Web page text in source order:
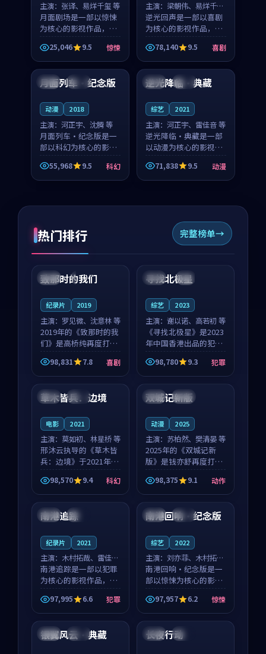
主演： 张译、易烊千玺 等
月面剧场是一部以惊悚
为核心的影视作品，围
绕危机、反转与人物成
长展开，整体节奏紧
凑，值得推荐观看。
25,046 9.5 惊悚
主演： 梁朝伟、易烊千玺
等
逆光回声是一部以喜剧
为核心的影视作品，围
绕危机、反转与人物成
长展开，整体节奏紧
凑，值得推荐观看。
78,140 9.5 喜剧
中国 独播
月面列车·纪念版
动漫 2018
主演： 河正宇、沈腾 等
月面列车·纪念版是一
部以科幻为核心的影视
作品，围绕危机、反转
与人物成长展开，整体
节奏紧凑，值得推荐观
55,968 9.5 科幻
日本 完结
逆光降临·典藏
综艺 2021
主演： 河正宇、雷佳音 等
逆光降临·典藏是一部
以动漫为核心的影视作
品，围绕危机、反转与
人物成长展开，整体节
奏紧凑，值得推荐观
71,838 9.5 动漫
热门排行 完整榜单
中国 4K
99:22
致那时的我们
纪录片 2019
主演： 罗见微、沈意林 等
2019年的《致那时的我
们》是高桥纯再度打磨
的喜剧佳作。中国大陆
的取景与都市寓言的氛
围相互成就，罗见微与
沈意林的对手戏自然克
制，让整部影片在悬
98,831 7.8 喜剧
中国 4K
99:18
寻找北极星
综艺 2023
主演： 谢以诺、高若初 等
《寻找北极星》是2023
年中国香港出品的犯罪
新作，主创团队希望用
公路冒险的故事让观众
停下来想一想。谢以诺
领衔，高若初担任重要
角色，戚南柯的叙事
98,780 9.3 犯罪
泰国 独播
草木皆兵：边境
电影 2021
主演： 莫如初、林星桥 等
邢沐云执导的《草木皆
兵：边境》于2021年面
世，泰国的城市气质与
校园青春的人物心境共
同构筑了影片基调。莫
如初、林星桥用细腻的
表演撑起整部科幻电
98,570 9.4 科幻
中国 独播
双城记新版
动漫 2025
主演： 苏柏然、樊清晏 等
2025年的《双城记新
版》是钱亦舒再度打磨
的动作佳作。中国大陆
的取景与沙漠探险的氛
围相互成就，苏柏然与
樊清晏的对手戏自然克
制，让整部影片在悬念
98,375 9.1 动作
中国 院线
南港追踪
纪录片 2021
主演： 木村拓哉、雷佳音
等
南港追踪是一部以犯罪
为核心的影视作品，围
绕危机、反转与人物成
长展开，整体节奏紧
凑，值得推荐观看。
97,995 6.6 犯罪
泰国 完结
南港回响·纪念版
综艺 2022
主演： 刘亦菲、木村拓哉
等
南港回响·纪念版是一
部以惊悚为核心的影视
作品，围绕危机、反转
与人物成长展开，整体
节奏紧凑，值得推荐观
看。
97,957 6.2 惊悚
韩国 热播
银翼风云·典藏 日本 独播
长夜行动